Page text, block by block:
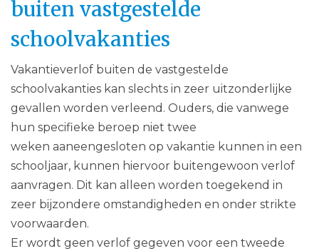
buiten vastgestelde
schoolvakanties
Vakantieverlof buiten de vastgestelde
schoolvakanties kan slechts in zeer uitzonderlijke
gevallen worden verleend. Ouders, die vanwege
hun specifieke beroep niet twee
weken aaneengesloten op vakantie kunnen in een
schooljaar, kunnen hiervoor buitengewoon verlof
aanvragen. Dit kan alleen worden toegekend in
zeer bijzondere omstandigheden en onder strikte
voorwaarden.
Er wordt geen verlof gegeven voor een tweede